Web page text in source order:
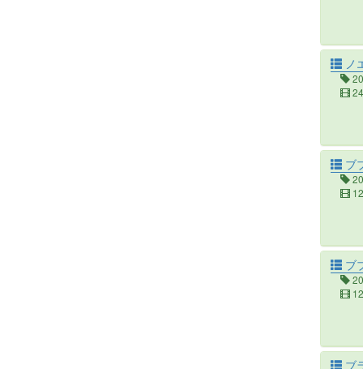
ノ
24
ブ
12
ブ
12
ブ